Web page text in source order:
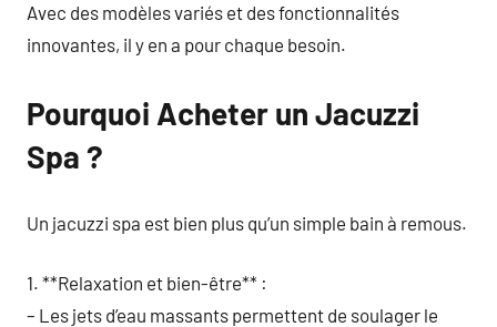
Avec des modèles variés et des fonctionnalités
innovantes, il y en a pour chaque besoin.
Pourquoi Acheter un Jacuzzi
Spa ?
Un jacuzzi spa est bien plus qu’un simple bain à remous.
1. **Relaxation et bien-être** :
– Les jets d’eau massants permettent de soulager le